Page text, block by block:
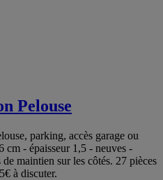
Pelouse
parking, accès garage ou
cm - épaisseur 1,5 - neuves -
maintien sur les côtés. 27 pièces
à discuter.